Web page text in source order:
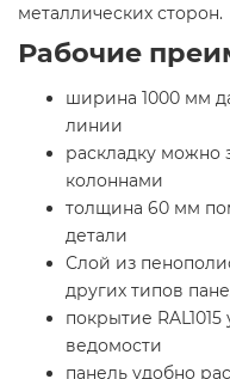
металлических сторон.
Рабочие
ширина 1000 мм
линии
раскладку можно
колоннами
толщина 60 мм
детали
Слой из
других типов
покрытие
ведомости
панель удобно